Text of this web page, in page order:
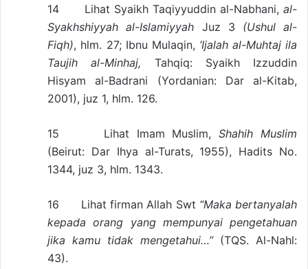
14 Lihat Syaikh Taqiyyuddin al-Nabhani, al-
Syakhshiyyah al-Islamiyyah Juz 3 (Ushul al-
Fiqh), hlm. 27; Ibnu Mulaqin, ‘Ijalah al-Muhtaj ila
Taujih al-Minhaj, Tahqiq: Syaikh Izzuddin
Hisyam al-Badrani (Yordanian: Dar al-Kitab,
2001), juz 1, hlm. 126.
15 Lihat Imam Muslim,Shahih Muslim
(Beirut: Dar Ihya al-Turats, 1955), Hadits No.
1344, juz 3, hlm. 1343.
16 Lihat firman Allah Swt “Maka bertanyalah
kepada orang yang mempunyai pengetahuan
jika kamu tidak mengetahui…” (TQS. Al-Nahl:
43).